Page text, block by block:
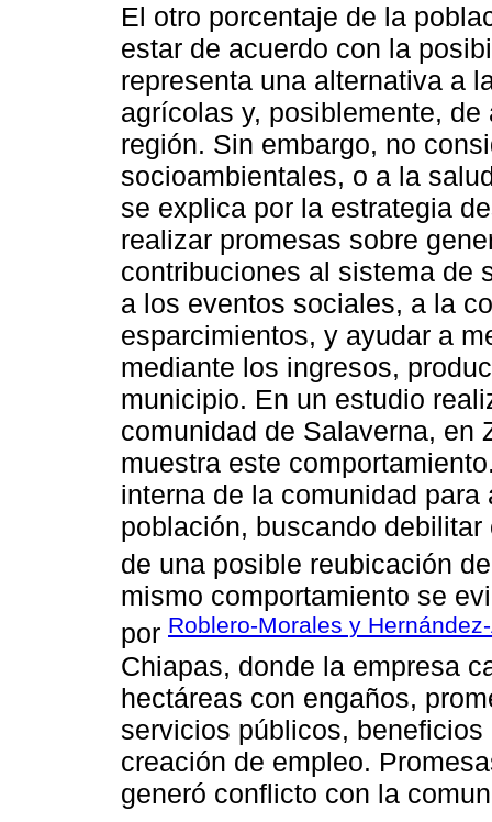
El otro porcentaje de la
estar de acuerdo con la
representa una alternativa a
agrícolas y, posiblemente,
región. Sin embargo, no
socioambientales, o a la
se explica por la estrategia
realizar promesas sobre
contribuciones al sistema de
a los eventos sociales, a la
esparcimientos, y ayudar a
mediante los ingresos,
municipio. En un estudio
comunidad de Salaverna,
muestra este
interna de la comunidad
población, buscando
de una posible reubicación
mismo comportamiento se
por Roblero-Morales y
Chiapas, donde la empresa
hectáreas con engaños,
servicios públicos,
creación de empleo.
generó conflicto con la